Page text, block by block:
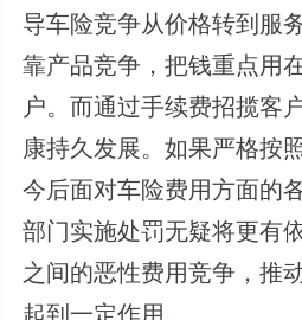
导车险竞争从价格转到服
靠产品竞争，把钱重点用
户。而通过手续费招揽客
康持久发展。如果严格按
今后面对车险费用方面的
部门实施处罚无疑将更有
之间的恶性费用竞争，推
起到一定作用。